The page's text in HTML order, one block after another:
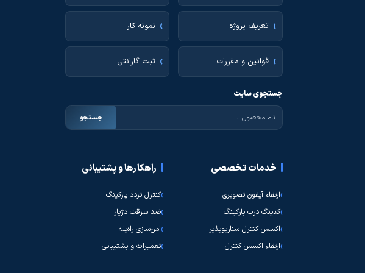
تعریف پروژه نمونه کار
قوانین و مقررات ثبت گارانتی
جستجوی سایت
جستجو
خدمات تخصصی
ارتقاء آیفون تصویری
کدینگ درب پارکینگ
اکسس کنترل سناریوپذیر
ارتقاء اکسس کنترل
راهکارها و پشتیبانی
کنترل تردد پارکینگ
ضد سرقت دژیار
امن‌سازی راه‌پله
تعمیرات و پشتیبانی